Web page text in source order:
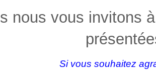
nous vous invitons
Si vous souhaitez